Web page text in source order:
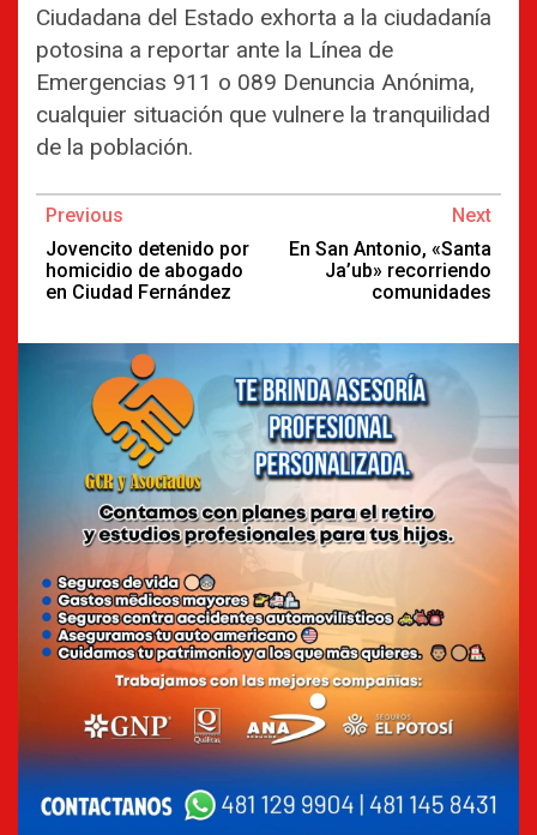
Ciudadana del Estado exhorta a la ciudadanía
potosina a reportar ante la Línea de
Emergencias 911 o 089 Denuncia Anónima,
cualquier situación que vulnere la tranquilidad
de la población.
Continue
Reading
Previous
Jovencito detenido por
homicidio de abogado
en Ciudad Fernández
Next
En San Antonio, «Santa
Ja’ub» recorriendo
comunidades